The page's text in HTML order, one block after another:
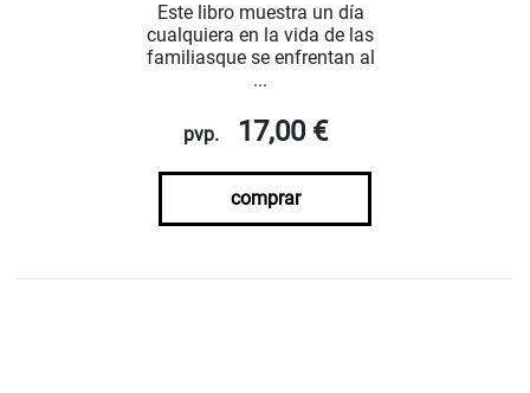
Este libro muestra un día
cualquiera en la vida de las
familiasque se enfrentan al
...
pvp. 17,00 €
comprar